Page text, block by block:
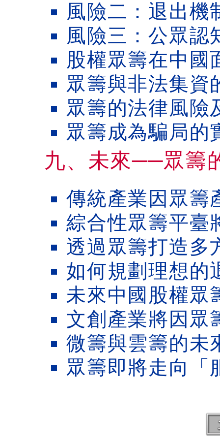
風險二：退出機
風險三：公眾認
股權眾籌在中國
眾籌與非法集資
眾籌的法律風險
眾籌成為騙局的
九、未來──眾籌
傳統產業因眾籌
綜合性眾籌平臺
透過眾籌打造多
如何規劃理想的
未來中國股權眾
文創產業將因眾
微籌與雲籌的未
眾籌即將走向「